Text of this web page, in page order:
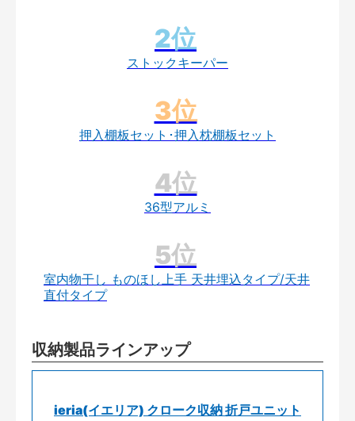
ストックキーパー
押入棚板セット･押入枕棚板セット
36型アルミ
室内物干し ものほし上手 天井埋込タイプ/天井
直付タイプ
収納製品ラインアップ
ieria(イエリア) クローク収納 折戸ユニット